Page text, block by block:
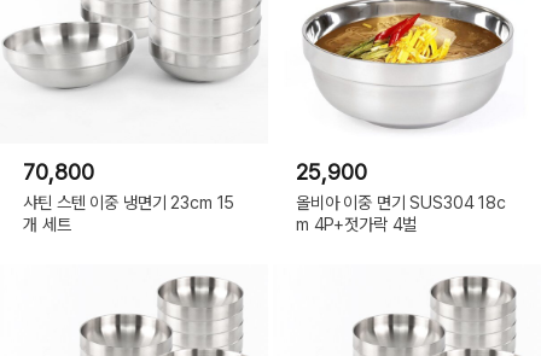
70,800
샤틴 스텐 이중 냉면기 23cm 15
개 세트
25,900
올비아 이중 면기 SUS304 18c
m 4P+젓가락 4벌